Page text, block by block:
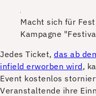
Macht sich für
Kampagne
Jedes Ticket, das ab
infield erworben wird,
Event kostenlos
Veranstaltende ihre